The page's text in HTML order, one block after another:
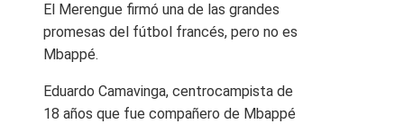
El Merengue firmó una de las grandes
promesas del fútbol francés, pero no es
Mbappé.
Eduardo Camavinga, centrocampista de
18 años que fue compañero de Mbappé